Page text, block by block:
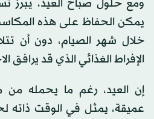
ومع حلول صباح العيد،
يمكن الحفاظ على هذه
خلال شهر الصيام، دون أن
الإفراط الغذائي الذي قد يرافق
إن العيد، رغم ما يحمله من
عميقة، يمثل في الوقت ذاته